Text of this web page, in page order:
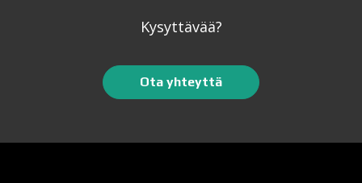
Kysyttävää?
Ota yhteyttä